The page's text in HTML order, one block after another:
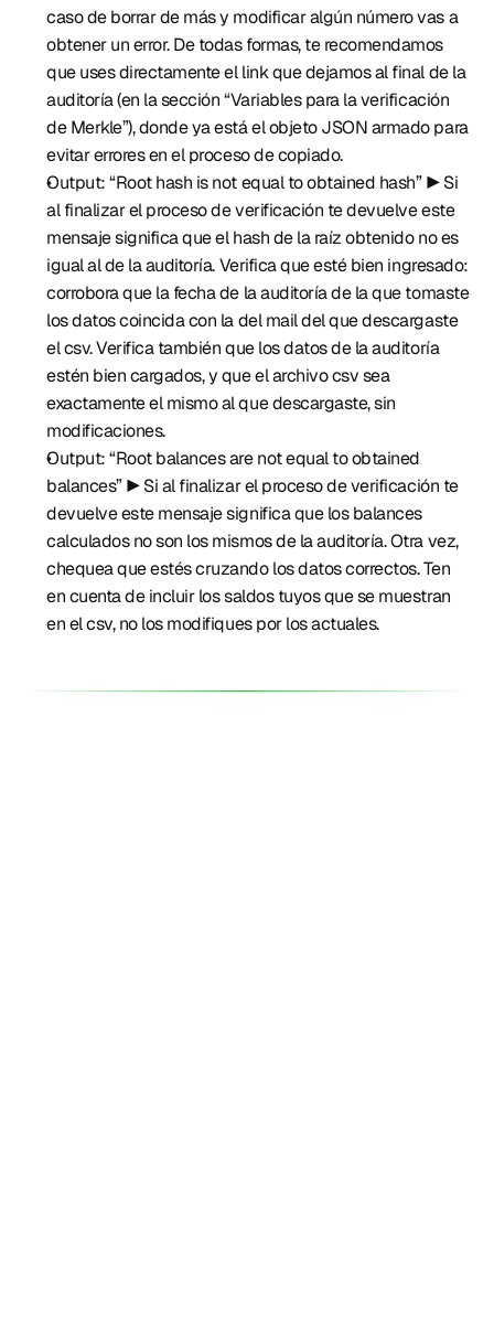
caso de borrar de más y modificar algún número vas a
obtener un error. De todas formas, te recomendamos
que uses directamente el link que dejamos al final de la
auditoría (en la sección “Variables para la verificación
de Merkle”), donde ya está el objeto JSON armado para
evitar errores en el proceso de copiado.
Output: “Root hash is not equal to obtained hash” ▶️ Si
al finalizar el proceso de verificación te devuelve este
mensaje significa que el hash de la raíz obtenido no es
igual al de la auditoría. Verifica que esté bien ingresado:
corrobora que la fecha de la auditoría de la que tomaste
los datos coincida con la del mail del que descargaste
el csv. Verifica también que los datos de la auditoría
estén bien cargados, y que el archivo csv sea
exactamente el mismo al que descargaste, sin
modificaciones.
Output: “Root balances are not equal to obtained
balances” ▶️ Si al finalizar el proceso de verificación te
devuelve este mensaje significa que los balances
calculados no son los mismos de la auditoría. Otra vez,
chequea que estés cruzando los datos correctos. Ten
en cuenta de incluir los saldos tuyos que se muestran
en el csv, no los modifiques por los actuales.